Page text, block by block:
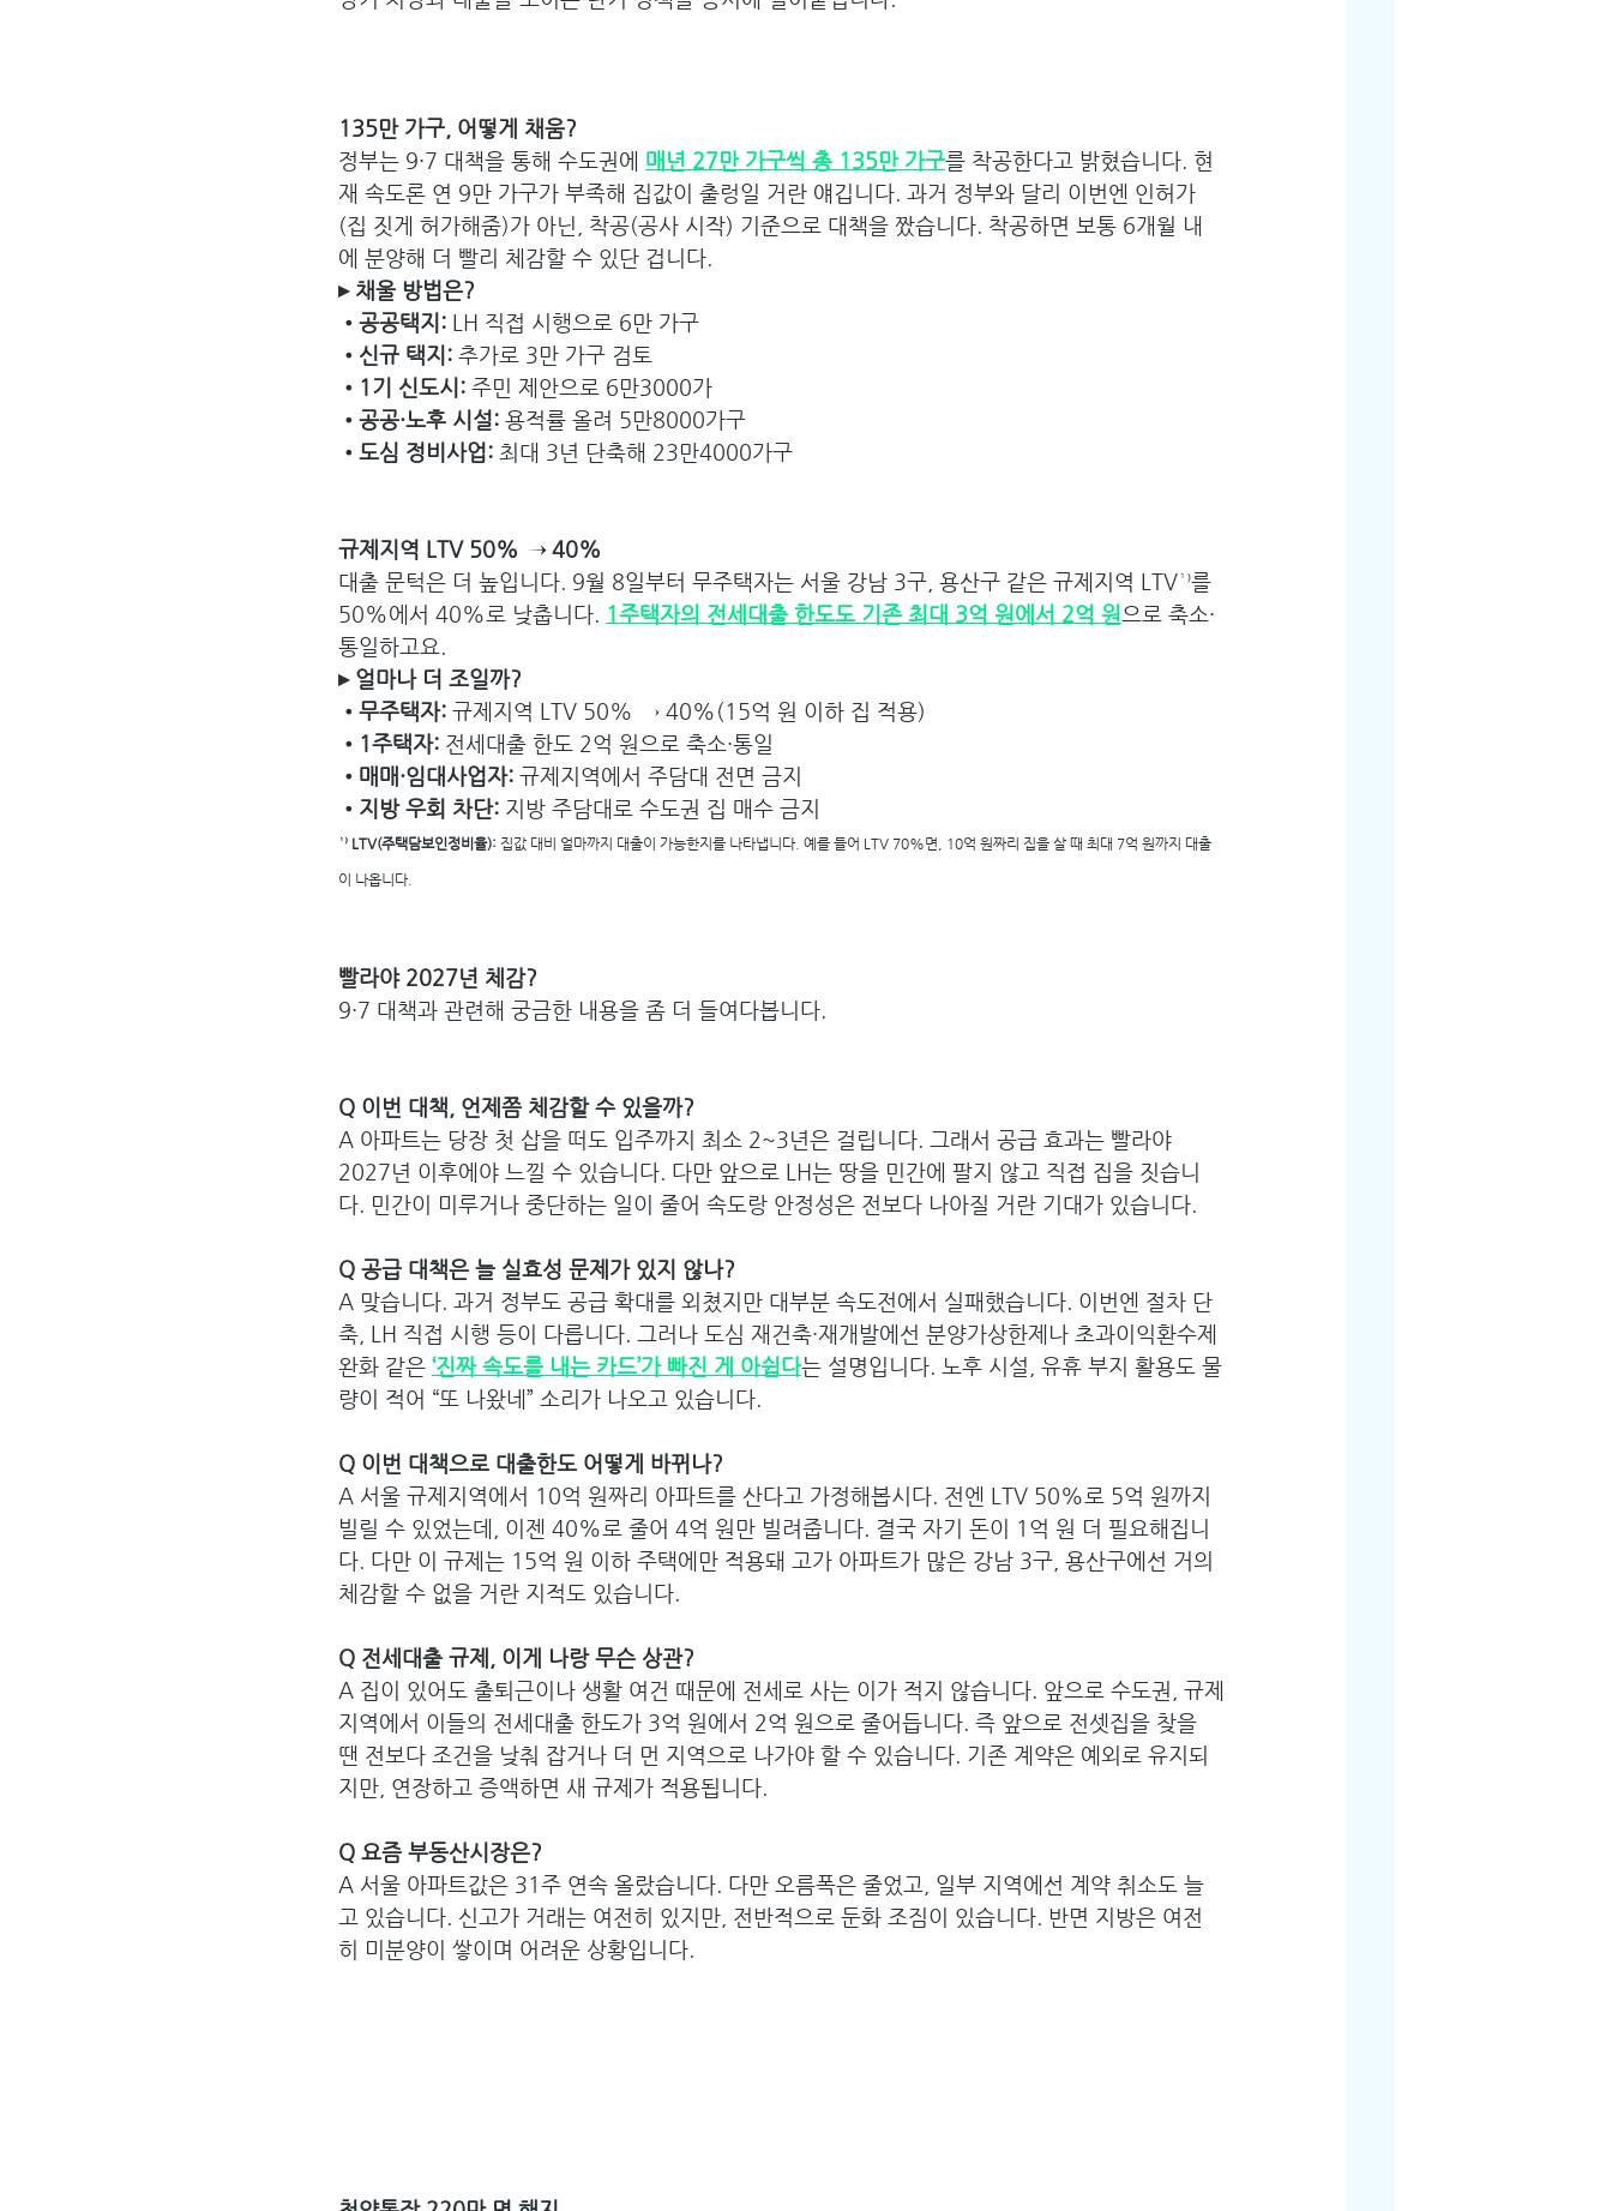
135만 가구, 어떻게 채움?
정부는 9·7 대책을 통해 수도권에 매년 27만 가구씩 총 135만 가구를 착공한다고 밝혔습니다. 현
재 속도론 연 9만 가구가 부족해 집값이 출렁일 거란 얘깁니다. 과거 정부와 달리 이번엔 인허가
(집 짓게 허가해줌)가 아닌, 착공(공사 시작) 기준으로 대책을 짰습니다. 착공하면 보통 6개월 내
에 분양해 더 빨리 체감할 수 있단 겁니다.
▸ 채울 방법은?
•공공택지: LH 직접 시행으로 6만 가구
•신규 택지: 추가로 3만 가구 검토
•1기 신도시: 주민 제안으로 6만3000가
•공공·노후 시설: 용적률 올려 5만8000가구
•도심 정비사업: 최대 3년 단축해 23만4000가구
규제지역 LTV 50% → 40%
대출 문턱은 더 높입니다. 9월 8일부터 무주택자는 서울 강남 3구, 용산구 같은 규제지역 LTV¹⁾를
50%에서 40%로 낮춥니다. 1주택자의 전세대출 한도도 기존 최대 3억 원에서 2억 원 으로 축소·
통일하고요.
▸ 얼마나 더 조일까?
•무주택자: 규제지역 LTV 50% → 40%(15억 원 이하 집 적용)
•1주택자: 전세대출 한도 2억 원으로 축소·통일
•매매·임대사업자: 규제지역에서 주담대 전면 금지
•지방 우회 차단: 지방 주담대로 수도권 집 매수 금지
¹⁾ LTV(주택담보인정비율): 집값 대비 얼마까지 대출이 가능한지를 나타냅니다. 예를 들어 LTV 70%면, 10억 원짜리 집을 살 때 최대 7억 원까지 대출
이 나옵니다.
빨라야 2027년 체감?
9·7 대책과 관련해 궁금한 내용을 좀 더 들여다봅니다.
Q 이번 대책, 언제쯤 체감할 수 있을까?
A 아파트는 당장 첫 삽을 떠도 입주까지 최소 2~3년은 걸립니다. 그래서 공급 효과는 빨라야
2027년 이후에야 느낄 수 있습니다. 다만 앞으로 LH는 땅을 민간에 팔지 않고 직접 집을 짓습니
다. 민간이 미루거나 중단하는 일이 줄어 속도랑 안정성은 전보다 나아질 거란 기대가 있습니다.
Q 공급 대책은 늘 실효성 문제가 있지 않나?
A 맞습니다. 과거 정부도 공급 확대를 외쳤지만 대부분 속도전에서 실패했습니다. 이번엔 절차 단
축, LH 직접 시행 등이 다릅니다. 그러나 도심 재건축·재개발에선 분양가상한제나 초과이익환수제
완화 같은 ‘진짜 속도를 내는 카드’가 빠진 게 아쉽다는 설명입니다. 노후 시설, 유휴 부지 활용도 물
량이 적어 “또 나왔네” 소리가 나오고 있습니다.
Q 이번 대책으로 대출한도 어떻게 바뀌나?
A 서울 규제지역에서 10억 원짜리 아파트를 산다고 가정해봅시다. 전엔 LTV 50%로 5억 원까지
빌릴 수 있었는데, 이젠 40%로 줄어 4억 원만 빌려줍니다. 결국 자기 돈이 1억 원 더 필요해집니
다. 다만 이 규제는 15억 원 이하 주택에만 적용돼 고가 아파트가 많은 강남 3구, 용산구에선 거의
체감할 수 없을 거란 지적도 있습니다.
Q 전세대출 규제, 이게 나랑 무슨 상관?
A 집이 있어도 출퇴근이나 생활 여건 때문에 전세로 사는 이가 적지 않습니다. 앞으로 수도권, 규제
지역에서 이들의 전세대출 한도가 3억 원에서 2억 원으로 줄어듭니다. 즉 앞으로 전셋집을 찾을
땐 전보다 조건을 낮춰 잡거나 더 먼 지역으로 나가야 할 수 있습니다. 기존 계약은 예외로 유지되
지만, 연장하고 증액하면 새 규제가 적용됩니다.
Q 요즘 부동산시장은?
A 서울 아파트값은 31주 연속 올랐습니다. 다만 오름폭은 줄었고, 일부 지역에선 계약 취소도 늘
고 있습니다. 신고가 거래는 여전히 있지만, 전반적으로 둔화 조짐이 있습니다. 반면 지방은 여전
히 미분양이 쌓이며 어려운 상황입니다.